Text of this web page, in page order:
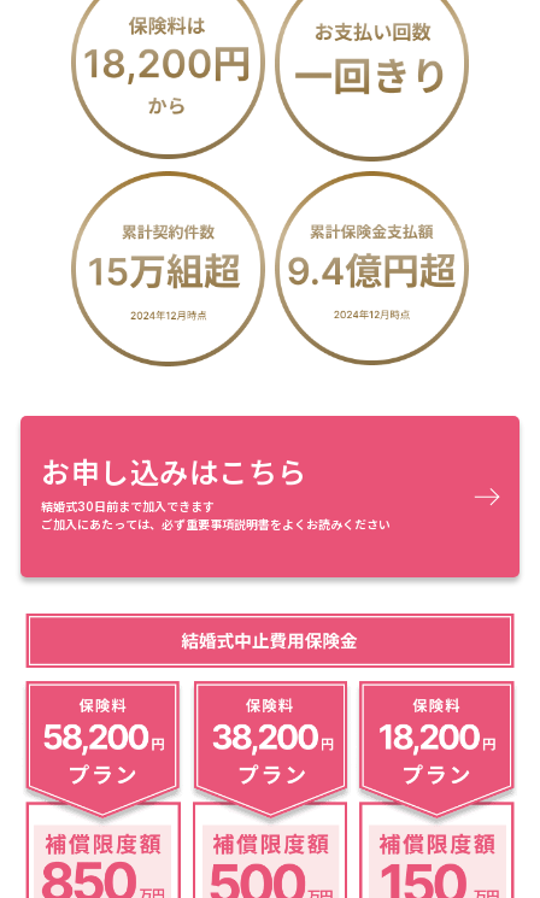
お申し込みはこちら
結婚式30日前まで加入できます
ご加入にあたっては、必ず重要事項説明書をよくお読みください